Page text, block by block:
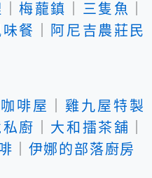
｜梅蘢鎮 三隻魚
餐
阿尼吉農莊民
啡屋
雞九屋特製
廚 大和擂茶舖
伊娜的部落廚房